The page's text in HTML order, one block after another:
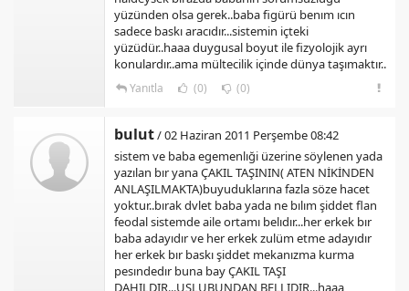
yüzünden olsa gerek..baba figürü benım ıcın
sadece baskı aracıdır...sistemin içteki
yüzüdür..haaa duygusal boyut ile fizyolojik ayrı
konulardır..ama mültecilik içinde dünya taşımaktır..
Yanıtla (0) (0)
bulut/ 02 Haziran 2011 Perşembe 08:42
sistem ve baba egemenlıği üzerine söylenen yada
yazılan bır yana ÇAKIL TAŞININ( ATEN NİKİNDEN
ANLAŞILMAKTA)buyuduklarına fazla söze hacet
yoktur..bırak dvlet baba yada ne bılım şiddet flan
feodal sistemde aile ortamı belıdır...her erkek bır
baba adayıdır ve her erkek zulüm etme adayıdır
her erkek bır baskı şiddet mekanızma kurma
pesındedır buna bay ÇAKIL TAŞI
DAHILDIR...USLUBUNDAN BELLIDIR...haaa